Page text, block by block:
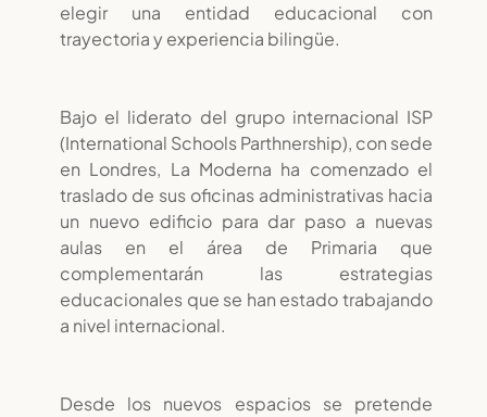
elegir una entidad educacional con
trayectoria y experiencia bilingüe.
Bajo el liderato del grupo internacional ISP
(International Schools Parthnership), con sede
en Londres, La Moderna ha comenzado el
traslado de sus oficinas administrativas hacia
un nuevo edificio para dar paso a nuevas
aulas en el área de Primaria que
complementarán las estrategias
educacionales que se han estado trabajando
a nivel internacional.
Desde los nuevos espacios se pretende